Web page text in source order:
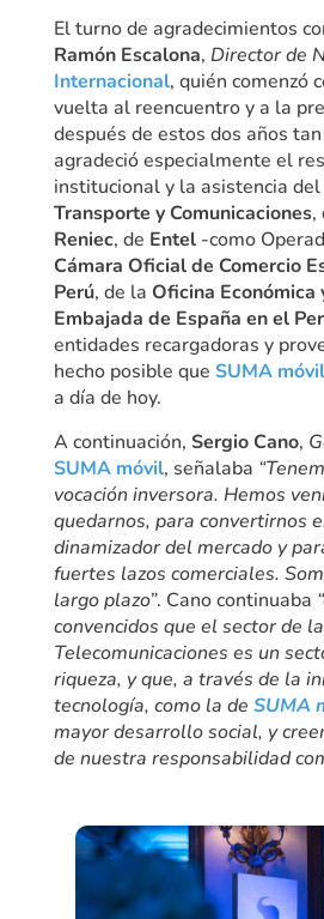
El turno de agradecimientos
Ramón Escalona, Director de
Internacional, quién comenzó
vuelta al reencuentro y a la
después de estos dos años
agradeció especialmente el
institucional y la asistencia del
Transporte y Comunicaciones,
Reniec, de Entel-como
Cámara Oficial de Comercio
Perú, de la Oficina Económica
Embajada de España en el
entidades recargadoras y
hecho posible que SUMA móvil
a día de hoy.
A continuación, Sergio Cano,
SUMA móvil, señalaba
vocación inversora. Hemos
quedarnos, para convertirnos
dinamizador del mercado y
fuertes lazos comerciales.
largo plazo”. Cano continuaba
convencidos que el sector de
Telecomunicaciones es un
riqueza, y que, a través de la
tecnología, como la de SUMA
mayor desarrollo social, y
de nuestra responsabilidad